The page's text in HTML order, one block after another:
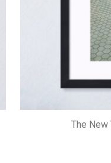
The New